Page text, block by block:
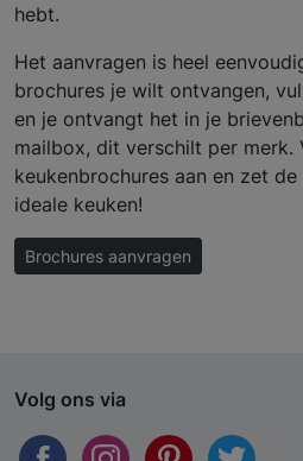
hebt.
Het aanvragen is heel
brochures je wilt ontvangen,
en je ontvangt het in je
mailbox, dit verschilt per merk.
keukenbrochures aan en zet
ideale keuken!
Brochures aanvragen
Volg ons via